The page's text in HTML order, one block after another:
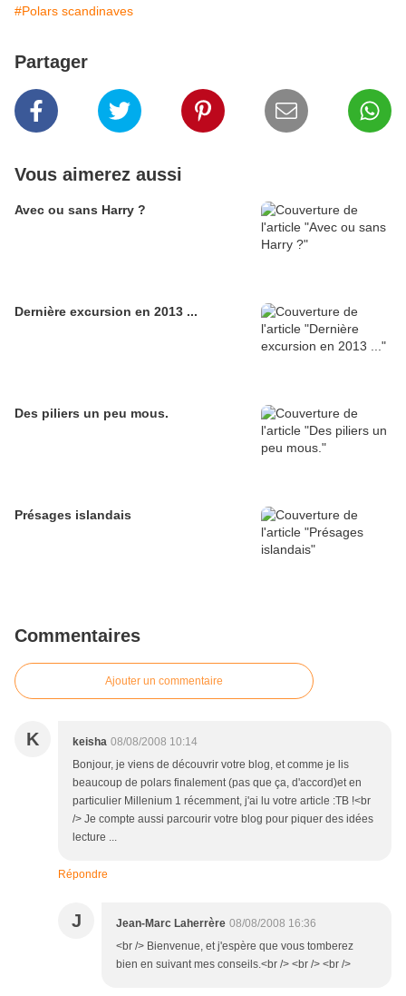
#Polars scandinaves
Partager
Vous aimerez aussi
Avec ou sans Harry ?
Dernière excursion en 2013 ...
Des piliers un peu mous.
Présages islandais
Commentaires
Ajouter un commentaire
K keisha 08/08/2008 10:14
Bonjour, je viens de découvrir votre blog, et comme je lis
beaucoup de polars finalement (pas que ça, d'accord)et en
particulier Millenium 1 récemment, j'ai lu votre article :TB !<br
/> Je compte aussi parcourir votre blog pour piquer des idées
lecture ...
Répondre
J Jean-Marc Laherrère 08/08/2008 16:36
<br /> Bienvenue, et j'espère que vous tomberez
bien en suivant mes conseils.<br /> <br /> <br />